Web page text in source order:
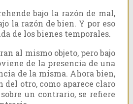
bajo la razón de mal,
la razón de bien. Y por eso
de los bienes temporales.
al mismo objeto, pero bajo
de la presencia de una
de la misma. Ahora bien,
otro, como aparece claro
un contrario, se refiere